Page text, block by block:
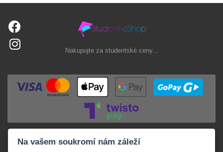
Nakupujte za studentské ceny...
Na vašem soukromí nám záleží